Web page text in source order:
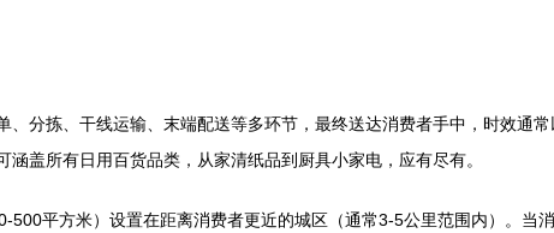
分拣、干线运输、末端配送等多环节，最终送达消费者手中，时效通
盖所有日用百货品类，从家清纸品到厨具小家电，应有尽有。
平方米）设置在距离消费者更近的城区（通常3-5公里范围内）。当